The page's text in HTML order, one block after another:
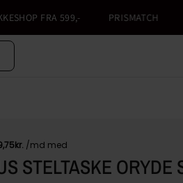
FRA 599,- PRISMATCH
STELTASKE ORYDE